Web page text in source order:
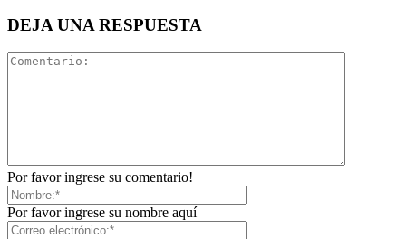
DEJA UNA RESPUESTA
Por favor ingrese su comentario!
Por favor ingrese su nombre aquí